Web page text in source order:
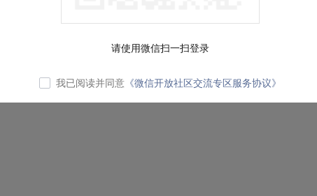
请使用微信扫一扫登录
我已阅读并同意 《微信开放社区交流专区服务协议》